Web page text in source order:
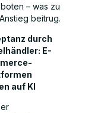
– was zu
beitrug.
durch
E-
auf KI